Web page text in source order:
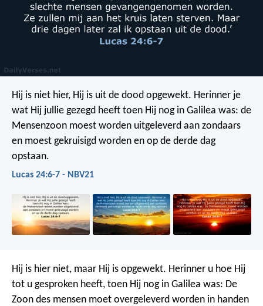
Hij is niet hier, Hij is uit de dood opgewekt. Herinner je
wat Hij jullie gezegd heeft toen Hij nog in Galilea was: de
Mensenzoon moest worden uitgeleverd aan zondaars
en moest gekruisigd worden en op de derde dag
opstaan.
Lucas 24:6-7 - NBV21
Hij is hier niet, maar Hij is opgewekt. Herinner u hoe Hij
tot u gesproken heeft, toen Hij nog in Galilea was: De
Zoon des mensen moet overgeleverd worden in handen